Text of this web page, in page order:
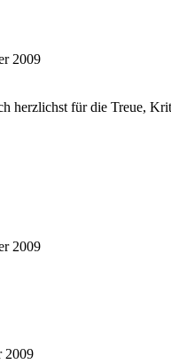
2009
für die Treue,
2009
2009